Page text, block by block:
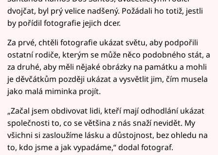
dvojčat, byl prý velice nadšený. Požádali ho totiž, jestli
by pořídil fotografie jejich dcer.
Za prvé, chtěli fotografie ukázat světu, aby podpořili
ostatní rodiče, kterým se může něco podobného stát, a
za druhé, aby měli nějaké obrázky na památku a mohli
je děvčátkům později ukázat a vysvětlit jim, čím musela
jako malá miminka projít.
„Začal jsem obdivovat lidi, kteří mají odhodlání ukázat
společnosti to, co se většina z nás snaží nevidět. My
všichni si zasloužíme lásku a důstojnost, bez ohledu na
to, kdo jsme a jak vypadáme,“ dodal fotograf.